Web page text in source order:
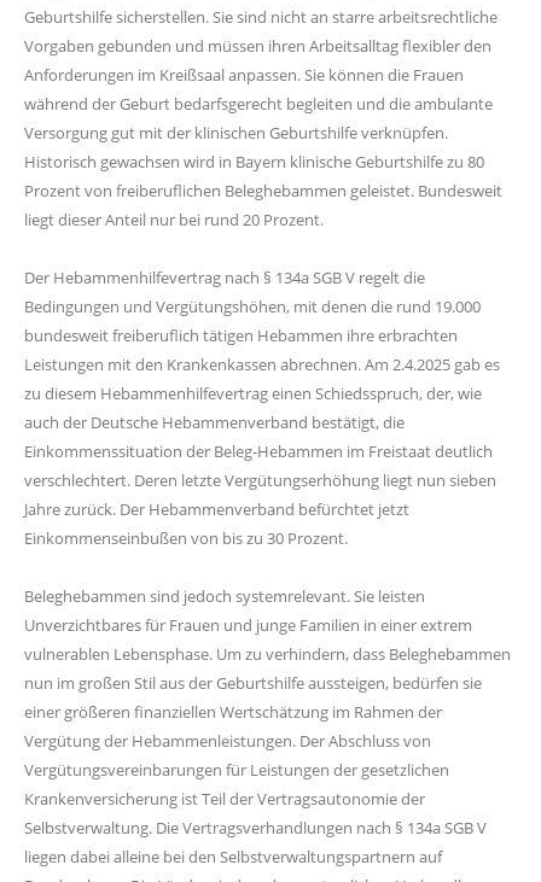
Geburtshilfe sicherstellen. Sie sind nicht an starre arbeitsrechtliche
Vorgaben gebunden und müssen ihren Arbeitsalltag flexibler den
Anforderungen im Kreißsaal anpassen. Sie können die Frauen
während der Geburt bedarfsgerecht begleiten und die ambulante
Versorgung gut mit der klinischen Geburtshilfe verknüpfen.
Historisch gewachsen wird in Bayern klinische Geburtshilfe zu 80
Prozent von freiberuflichen Beleghebammen geleistet. Bundesweit
liegt dieser Anteil nur bei rund 20 Prozent.
Der Hebammenhilfevertrag nach § 134a SGB V regelt die
Bedingungen und Vergütungshöhen, mit denen die rund 19.000
bundesweit freiberuflich tätigen Hebammen ihre erbrachten
Leistungen mit den Krankenkassen abrechnen. Am 2.4.2025 gab es
zu diesem Hebammenhilfevertrag einen Schiedsspruch, der, wie
auch der Deutsche Hebammenverband bestätigt, die
Einkommenssituation der Beleg-Hebammen im Freistaat deutlich
verschlechtert. Deren letzte Vergütungserhöhung liegt nun sieben
Jahre zurück. Der Hebammenverband befürchtet jetzt
Einkommenseinbußen von bis zu 30 Prozent.
Beleghebammen sind jedoch systemrelevant. Sie leisten
Unverzichtbares für Frauen und junge Familien in einer extrem
vulnerablen Lebensphase. Um zu verhindern, dass Beleghebammen
nun im großen Stil aus der Geburtshilfe aussteigen, bedürfen sie
einer größeren finanziellen Wertschätzung im Rahmen der
Vergütung der Hebammenleistungen. Der Abschluss von
Vergütungsvereinbarungen für Leistungen der gesetzlichen
Krankenversicherung ist Teil der Vertragsautonomie der
Selbstverwaltung. Die Vertragsverhandlungen nach § 134a SGB V
liegen dabei alleine bei den Selbstverwaltungspartnern auf